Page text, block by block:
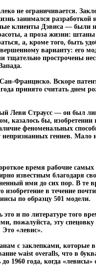
не ограничивается.
занимался разработкой
клиенты Дэвиса — были
а проза жизни:
а, кроме того, быть
варианту: его
прострочены
Франциско. Вскоре
принято считать днем
Леви Страусс — он был
казалось бы,
феноменальных
непризнанных гениев. Мало
время рабочие самых
известным благодаря
ими до сих пор. В те
в течение
по образцу 501 модели.
и по литературе того
пожалуйста, эту спецовку
«левис».
с заклепками, которые в
waist overalls, что в
1960 года, когда